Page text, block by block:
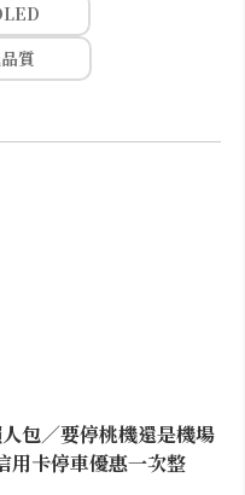
質
包／要停桃機還是機場
用卡停車優惠一次整